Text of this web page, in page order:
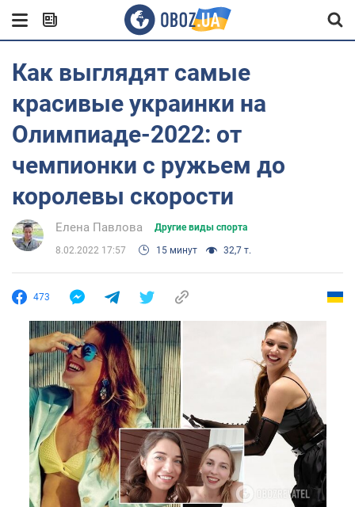
Как выглядят самые
красивые украинки на
Олимпиаде-2022: от
чемпионки с ружьем до
королевы скорости
Елена Павлова Другие виды спорта
8.02.2022 17:57 15 минут 32,7 т.
473